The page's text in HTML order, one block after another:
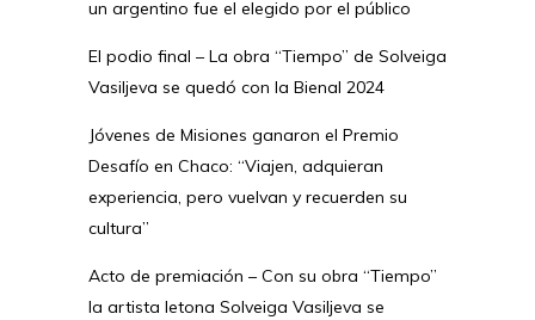
un argentino fue el elegido por el público
El podio final – La obra “Tiempo” de Solveiga
Vasiljeva se quedó con la Bienal 2024
Jóvenes de Misiones ganaron el Premio
Desafío en Chaco: “Viajen, adquieran
experiencia, pero vuelvan y recuerden su
cultura”
Acto de premiación – Con su obra “Tiempo”
la artista letona Solveiga Vasiljeva se